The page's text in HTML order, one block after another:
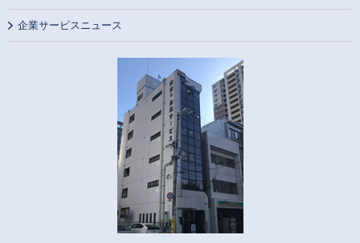
企業サービスニュース